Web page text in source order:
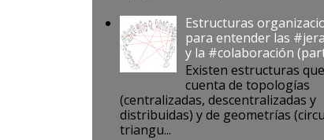
Estructuras
para entender las
y la #colaboración
Existen estructuras
cuenta de topologías
(centralizadas, descentralizadas y
distribuidas) y de geometrías
triangu...